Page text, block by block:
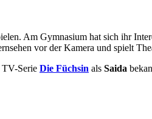
Am Gymnasium hat sich ihr
vor der Kamera und spielt
TV-Serie Die Füchsin als Saida